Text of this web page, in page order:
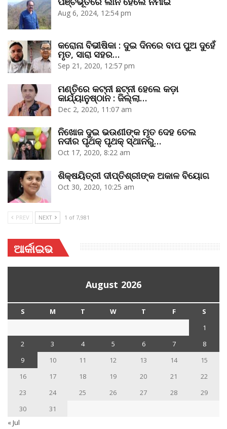
Aug 6, 2024, 12:54 pm
କରୋନା ବିଭୀଷିକା : ଦୁଇ ଦିନରେ ବାପ ପୁଅ ଦୁହେଁ
ମୃତ, ସାରା ସହର…
Sep 21, 2020, 12:57 pm
ମଣ୍ତିରେ କଟ୍‌ନୀ ଛଟ୍‌ନୀ ହେଲେ କଡ଼ା
କାର୍ଯ୍ୟାନୁଷ୍ଠାନ : ଜିଲ୍ଲା…
Dec 2, 2020, 11:07 am
ନିଖୋଜ ଦୁଇ ଭଉଣୀଙ୍କ ମୃତ ଦେହ ତେଲ
ନଦୀର ପୃଥକ୍‌ ପୃଥକ୍‌ ସ୍ଥାନରୁ…
Oct 17, 2020, 8:22 am
ଶିକ୍ଷୟିତ୍ରୀ ଦୀପ୍ତିଶ୍ରୀଙ୍କ ଅକାଳ ବିୟୋଗ
Oct 30, 2020, 10:25 am
PREV NEXT 1 of 7,981
ଆର୍କାଇଭ
August 2026
S M T W T F
S
1
2
3 4 5 6 7
8
9
10 11 12 13 14
15
16
17 18 19 20 21
22
23
24 25 26 27 28
29
30
31
« Jul